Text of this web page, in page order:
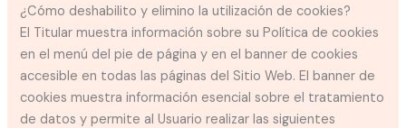
¿Cómo deshabilito y elimino la utilización de cookies?
El Titular muestra información sobre su Política de cookies
en el menú del pie de página y en el banner de cookies
accesible en todas las páginas del Sitio Web. El banner de
cookies muestra información esencial sobre el tratamiento
de datos y permite al Usuario realizar las siguientes